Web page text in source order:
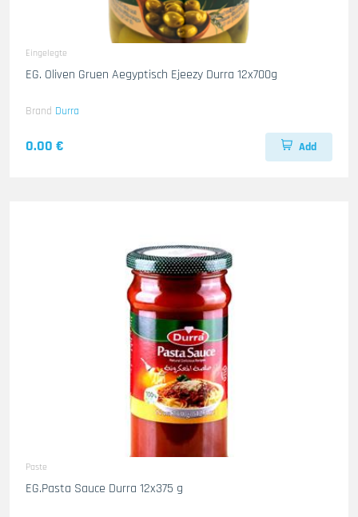
Eingelegte
EG. Oliven Gruen Aegyptisch Ejeezy Durra 12x700g
Brand Durra
0.00 € Add
Paste
EG.Pasta Sauce Durra 12x375 g